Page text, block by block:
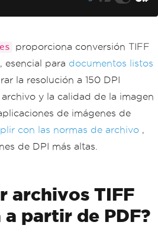
Imaging
proporciona conversión TIFF
esencial para documentos listos
la resolución a 150 DPI
y la calidad de la imagen
de imágenes de
con las normas de archivo ,
de DPI más altas.
archivos TIFF
partir de PDF?